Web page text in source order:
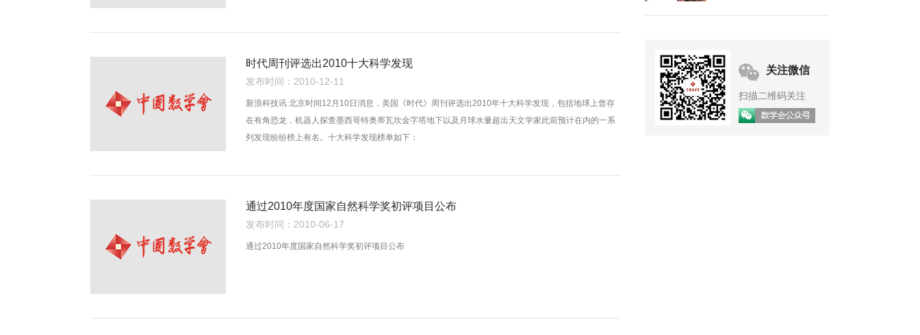
时代周刊评选出2010十大科学发现
发布时间：2010-12-11
新浪科技讯 北京时间12月10日消息，美国《时代》周刊评选出2010年十大科学发现，包括地球上曾存
在有角恐龙，机器人探查墨西哥特奥蒂瓦坎金字塔地下以及月球水量超出天文学家此前预计在内的一系
列发现纷纷榜上有名。十大科学发现榜单如下：
通过2010年度国家自然科学奖初评项目公布
发布时间：2010-06-17
通过2010年度国家自然科学奖初评项目公布
关注微信
扫描二维码关注